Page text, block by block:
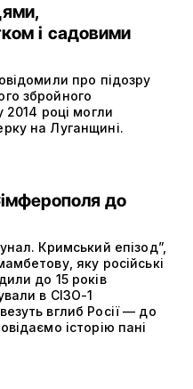
і садовими
про підозру
збройного
2014 році могли
на Луганщині.
до
Кримський епізод”,
яку російські
до 15 років
в СІЗО-1
вглиб Росії — до
історію пані